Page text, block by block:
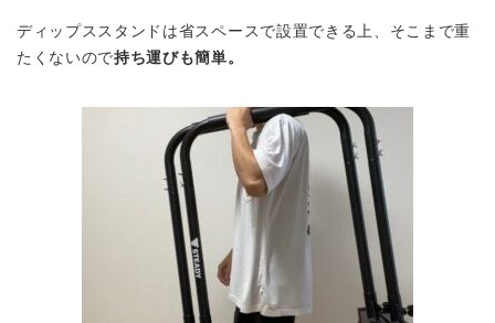
ディップススタンドは省スペースで設置できる上、そこまで重
たくないので持ち運びも簡単。